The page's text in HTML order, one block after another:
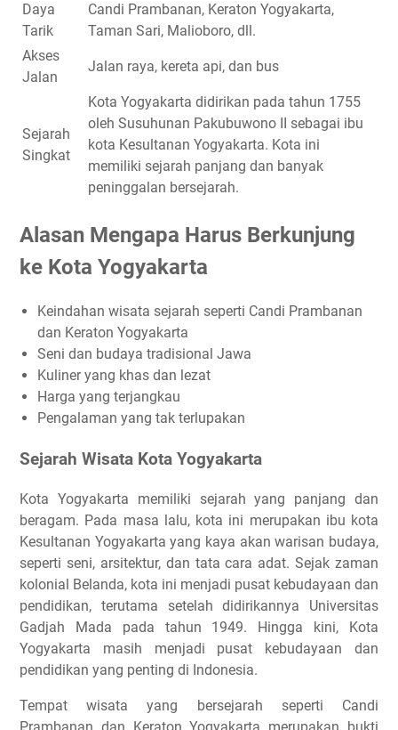
Daya
Tarik
Candi Prambanan, Keraton Yogyakarta,
Taman Sari, Malioboro, dll.
Akses
Jalan
Jalan raya, kereta api, dan bus
Sejarah
Singkat
Kota Yogyakarta didirikan pada tahun 1755
oleh Susuhunan Pakubuwono II sebagai ibu
kota Kesultanan Yogyakarta. Kota ini
memiliki sejarah panjang dan banyak
peninggalan bersejarah.
Alasan Mengapa Harus Berkunjung
ke Kota Yogyakarta
Keindahan wisata sejarah seperti Candi Prambanan
dan Keraton Yogyakarta
Seni dan budaya tradisional Jawa
Kuliner yang khas dan lezat
Harga yang terjangkau
Pengalaman yang tak terlupakan
Sejarah Wisata Kota Yogyakarta
Kota Yogyakarta memiliki sejarah yang panjang dan
beragam. Pada masa lalu, kota ini merupakan ibu kota
Kesultanan Yogyakarta yang kaya akan warisan budaya,
seperti seni, arsitektur, dan tata cara adat. Sejak zaman
kolonial Belanda, kota ini menjadi pusat kebudayaan dan
pendidikan, terutama setelah didirikannya Universitas
Gadjah Mada pada tahun 1949. Hingga kini, Kota
Yogyakarta masih menjadi pusat kebudayaan dan
pendidikan yang penting di Indonesia.
Tempat wisata yang bersejarah seperti Candi